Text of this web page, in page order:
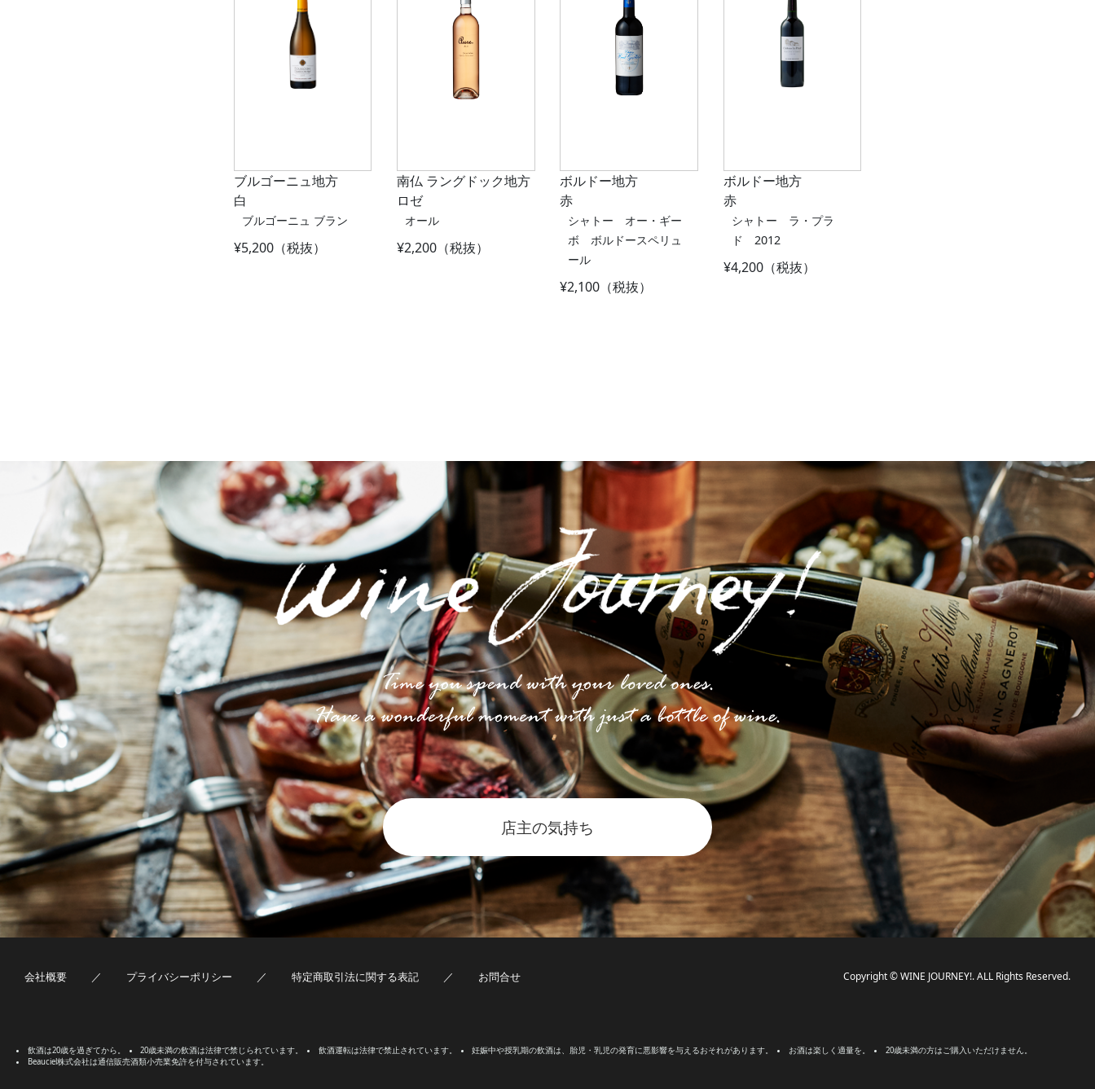
ブルゴーニュ地方
白
ブルゴーニュ ブラン
¥5,200（税抜）
南仏 ラングドック地方
ロゼ
オール
¥2,200（税抜）
ボルドー地方
赤
シャトー オー・ギー
ボ ボルドースペリュ
ール
¥2,100（税抜）
ボルドー地方
赤
シャトー ラ・プラ
ド 2012
¥4,200（税抜）
店主の気持ち
会社概要 プライバシーポリシー 特定商取引法に関する表記 お問合せ Copyright © WINE JOURNEY!. ALL Rights Reserved.
飲酒は20歳を過ぎてから。 20歳未満の飲酒は法律で禁じられています。 飲酒運転は法律で禁止されています。 妊娠中や授乳期の飲酒は、胎児・乳児の発育に悪影響を与えるおそれがあります。 お酒は楽しく適量を。
20歳未満の方はご購入いただけません。
Beauciel株式会社は通信販売酒類小売業免許を付与されています。